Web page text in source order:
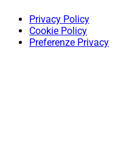
Privacy Policy
Cookie Policy
Preferenze Privacy